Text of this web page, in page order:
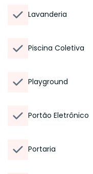
Lavanderia
Piscina Coletiva
Playground
Portão Eletrônico
Portaria